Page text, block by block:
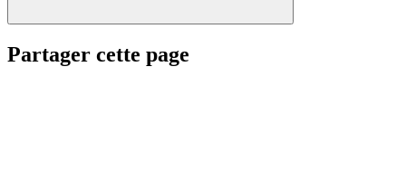
Partager cette page